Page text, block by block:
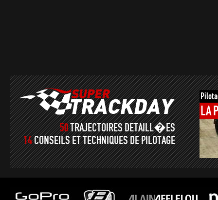
50TRAJECTOIRES DETAILL�ES
14CONSEILS ET TECHNIQUES DE PILOTAGE
LA